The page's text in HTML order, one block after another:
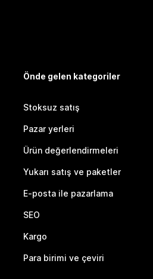
Önde gelen kategoriler
Stoksuz satış
Pazar yerleri
Ürün değerlendirmeleri
Yukarı satış ve paketler
E-posta ile pazarlama
SEO
Kargo
Para birimi ve çeviri